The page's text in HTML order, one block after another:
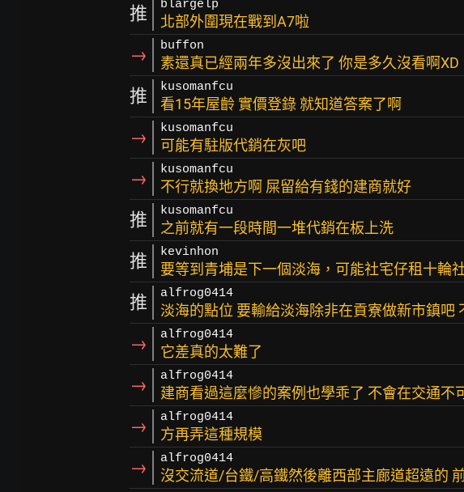
推 blargelp
北部外圍現在戰到A7啦
→ buffon
素還真已經兩年多沒出來了 你是多久沒看啊XD
推 kusomanfcu
看15年屋齡 實價登錄 就知道答案了啊
→ kusomanfcu
可能有駐版代銷在灰吧
→ kusomanfcu
不行就換地方啊 屎留給有錢的建商就好
推 kusomanfcu
之前就有一段時間一堆代銷在板上洗
推 kevinhon
要等到青埔是下一個淡海，可能社宅仔租十輪
推 alfrog0414
淡海的點位 要輸給淡海除非在貢寮做新市鎮吧
→ alfrog0414
它差真的太難了
→ alfrog0414
建商看過這麼慘的案例也學乖了 不會在交通不
→ alfrog0414
方再弄這種規模
→ alfrog0414
沒交流道/台鐵/高鐵然後離西部主廊道超遠的